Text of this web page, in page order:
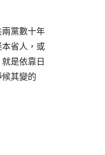
黨數十年
省人，或
是依靠日
其變的